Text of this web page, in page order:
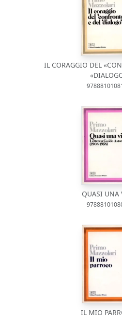
IL CORAGGIO DEL
QUASI UNA
IL MIO